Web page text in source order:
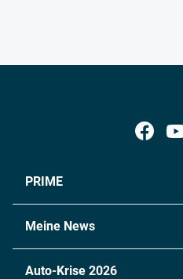
PRIME
Meine News
Auto-Krise 2026